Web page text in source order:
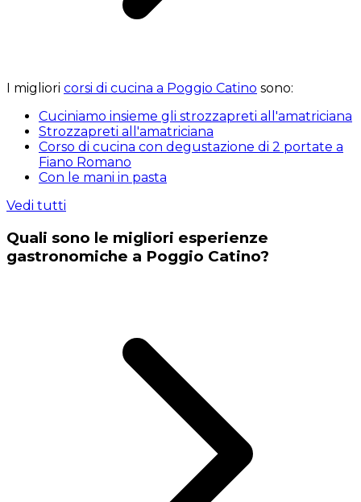
I migliori corsi di cucina a Poggio Catino sono:
Cuciniamo insieme gli strozzapreti all'amatriciana
Strozzapreti all'amatriciana
Corso di cucina con degustazione di 2 portate a
Fiano Romano
Con le mani in pasta
Vedi tutti
Quali sono le migliori esperienze
gastronomiche a Poggio Catino?